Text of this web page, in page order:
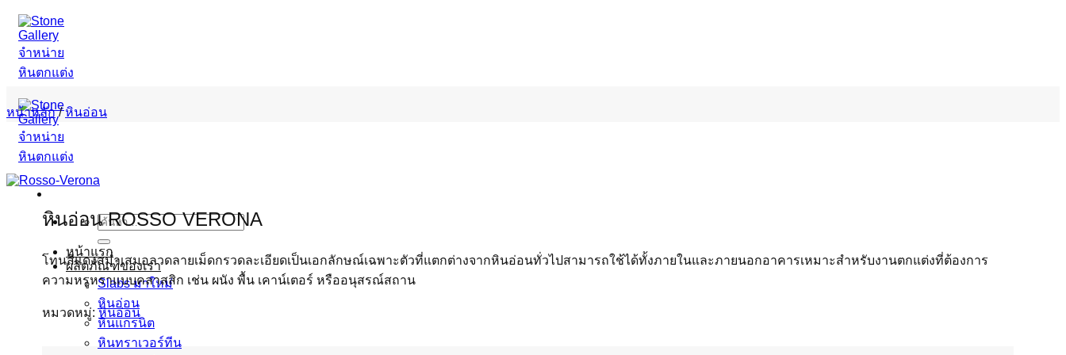
ข้าม
ไป
ยัง
เนื้อหา
ค้นหา:
หน้าแรก
ผลิตภัณฑ์ของเรา
Slabs มาใหม่
หินอ่อน
หินแกรนิต
หินทราเวอร์ทีน
หน้าหลัก / หินอ่อน
หินอ่อน ROSSO VERONA
โทนสีแดงสม่ำเสมอลวดลายเม็ดกรวดละเอียดเป็นเอกลักษณ์เฉพาะตัวที่แตกต่างจากหินอ่อนทั่วไปสามารถใช้ได้ทั้งภายในและภายนอกอาคารเหมาะสำหรับงานตกแต่งที่ต้องการ
ความหรูหราแบบคลาสสิก เช่น ผนัง พื้น เคาน์เตอร์ หรืออนุสรณ์สถาน
หมวดหมู่:หินอ่อน